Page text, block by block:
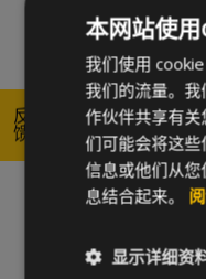
我同意处理我的个人资料
反馈
本网站使
我们使用
我们的流量。
作伙伴共享有
们可能会将这
信息或他们从
息结合起来。
显示详细资